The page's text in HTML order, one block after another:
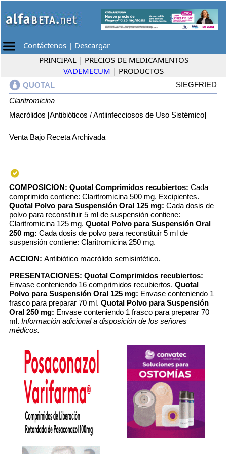
Contáctenos | Descargar
PRINCIPAL | PRECIOS DE MEDICAMENTOS
VADEMECUM | PRODUCTOS
QUOTAL
SIEGFRIED
Claritromicina
Macrólidos [Antibióticos / Antiinfecciosos de Uso Sistémico]
Venta Bajo Receta Archivada
COMPOSICION: Quotal Comprimidos recubiertos: Cada
comprimido contiene: Claritromicina 500 mg. Excipientes.
Quotal Polvo para Suspensión Oral 125 mg: Cada dosis de
polvo para reconstituir 5 ml de suspensión contiene:
Claritromicina 125 mg. Quotal Polvo para Suspensión Oral
250 mg: Cada dosis de polvo para reconstituir 5 ml de
suspensión contiene: Claritromicina 250 mg.
ACCION: Antibiótico macrólido semisintético.
PRESENTACIONES: Quotal Comprimidos recubiertos:
Envase conteniendo 16 comprimidos recubiertos. Quotal
Polvo para Suspensión Oral 125 mg: Envase conteniendo 1
frasco para preparar 70 ml. Quotal Polvo para Suspensión
Oral 250 mg: Envase conteniendo 1 frasco para preparar 70
ml. Información adicional a disposición de los señores
médicos.